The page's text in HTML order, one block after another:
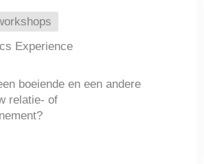
Experience
boeiende en een andere
relatie- of